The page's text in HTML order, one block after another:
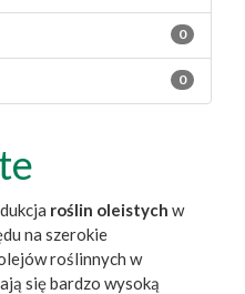
0
0
roślin oleistych w
na szerokie
roślinnych w
się bardzo wysoką